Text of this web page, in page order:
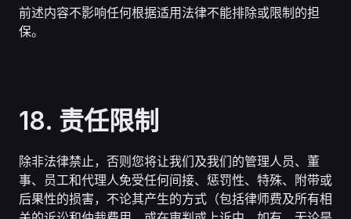
前述内容不影响任何根据适用法律不能排除或限制的担
保。
18. 责任限制
除非法律禁止，否则您将让我们及我们的管理人员、董
事、员工和代理人免受任何间接、惩罚性、特殊、附带或
后果性的损害，不论其产生的方式（包括律师费及所有相